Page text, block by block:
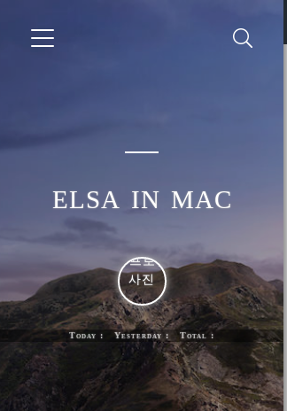
elsa in mac
Today : Yesterday : Total :